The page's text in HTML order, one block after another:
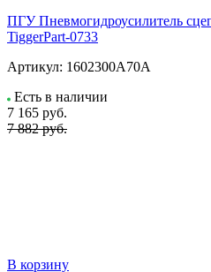
ПГУ Пневмогидроусилитель
TiggerPart-0733
Артикул: 1602300A70A
Есть в наличии
7 165 руб.
7 882 руб.
В корзину